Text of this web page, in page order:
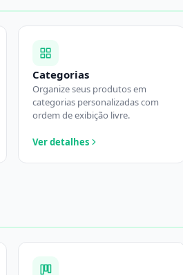
Categorias
Organize seus produtos em
categorias personalizadas com
ordem de exibição livre.
Ver detalhes